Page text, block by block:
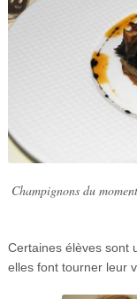
Champignons du
Certaines élèves sont
elles font tourner leur